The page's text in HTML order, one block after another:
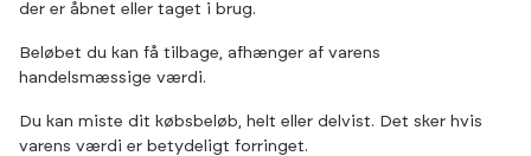
der er åbnet eller taget i brug.
Beløbet du kan få tilbage, afhænger af varens
handelsmæssige værdi.
Du kan miste dit købsbeløb, helt eller delvist. Det sker hvis
varens værdi er betydeligt forringet.